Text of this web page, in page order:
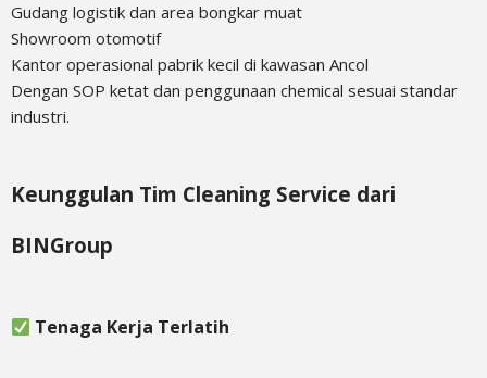
Gudang logistik dan area bongkar muat
Showroom otomotif
Kantor operasional pabrik kecil di kawasan Ancol
Dengan SOP ketat dan penggunaan chemical sesuai standar
industri.
Keunggulan Tim Cleaning Service dari
BINGroup
Tenaga Kerja Terlatih